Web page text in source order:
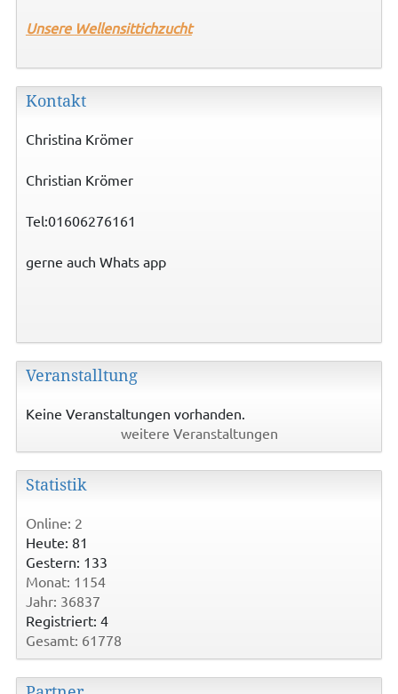
Unsere Wellensittichzucht
Kontakt
Christina Krömer
Christian Krömer
Tel:01606276161
gerne auch Whats app
Veranstalltung
Keine Veranstaltungen vorhanden.
weitere Veranstaltungen
Statistik
Online: 2
Heute: 81
Gestern: 133
Monat: 1154
Jahr: 36837
Registriert: 4
Gesamt: 61778